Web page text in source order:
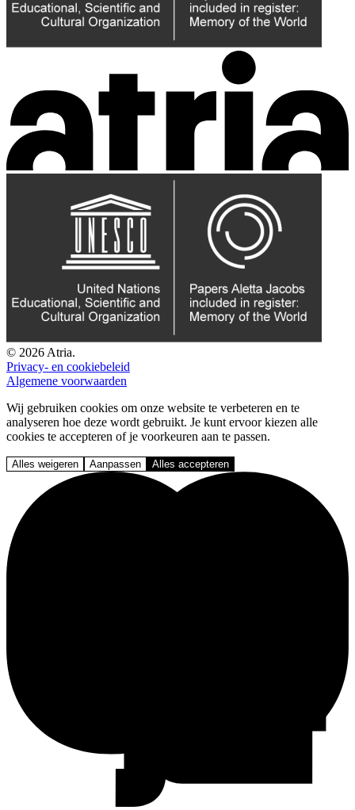
© 2026 Atria.
Privacy- en cookiebeleid
Algemene voorwaarden
Wij gebruiken cookies om onze website te verbeteren en te
analyseren hoe deze wordt gebruikt. Je kunt ervoor kiezen alle
cookies te accepteren of je voorkeuren aan te passen.
Alles weigeren Aanpassen Alles accepteren